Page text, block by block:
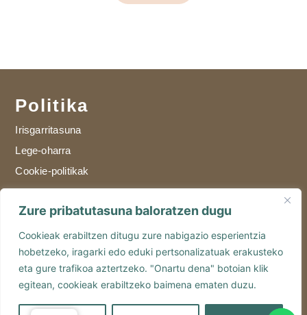
Zure pribatutasuna baloratzen dugu
Cookieak erabiltzen ditugu zure nabigazio esperientzia
hobetzeko, iragarki edo eduki pertsonalizatuak erakusteko
eta gure trafikoa aztertzeko. "Onartu dena" botoian klik
egitean, cookieak erabiltzeko baimena ematen duzu.
Politika
Irisgarritasuna
Lege-oharra
Cookie-politikak
legal:Iturribarriondo n4, bajo, 48100 Mungia,
Bizkaia
946 557 167